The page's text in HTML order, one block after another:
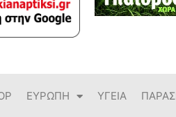
ΕΥΡΩΠΗ ΥΓΕΙΑ